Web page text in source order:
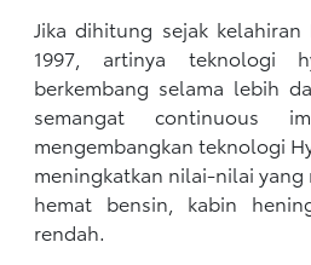
Jika dihitung sejak
1997, artinya teknologi
berkembang selama lebih
semangat continuous
mengembangkan teknologi
meningkatkan nilai-nilai yang
hemat bensin, kabin
rendah.